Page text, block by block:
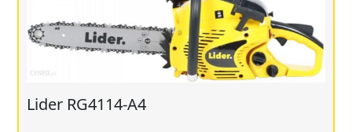
Lider RG4114-A4